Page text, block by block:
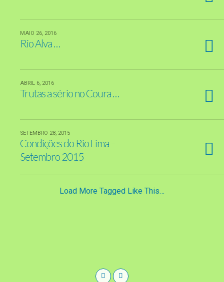
MAIO 26, 2016
Rio Alva …
ABRIL 6, 2016
Trutas a sério no Coura …
SETEMBRO 28, 2015
Condições do Rio Lima –
Setembro 2015
Load More Tagged Like This…